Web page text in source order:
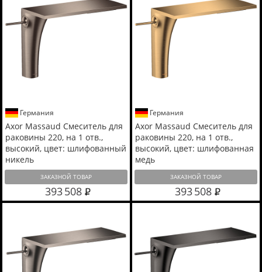
Германия
Axor Massaud Смеситель для
раковины 220, на 1 отв.,
высокий, цвет: шлифованный
никель
ЗАКАЗНОЙ ТОВАР
393 508
Германия
Axor Massaud Смеситель для
раковины 220, на 1 отв.,
высокий, цвет: шлифованная
медь
ЗАКАЗНОЙ ТОВАР
393 508